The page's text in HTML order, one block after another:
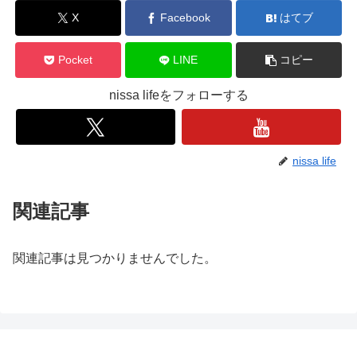
X Facebook はてブ
Pocket LINE コピー
nissa lifeをフォローする
nissa life
関連記事
関連記事は見つかりませんでした。